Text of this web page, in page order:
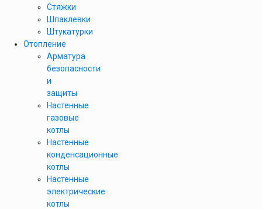
Стяжки
Шпаклевки
Штукатурки
Отопление
Арматура
безопасности
и
защиты
Настенные
газовые
котлы
Настенные
конденсационные
котлы
Настенные
электрические
котлы